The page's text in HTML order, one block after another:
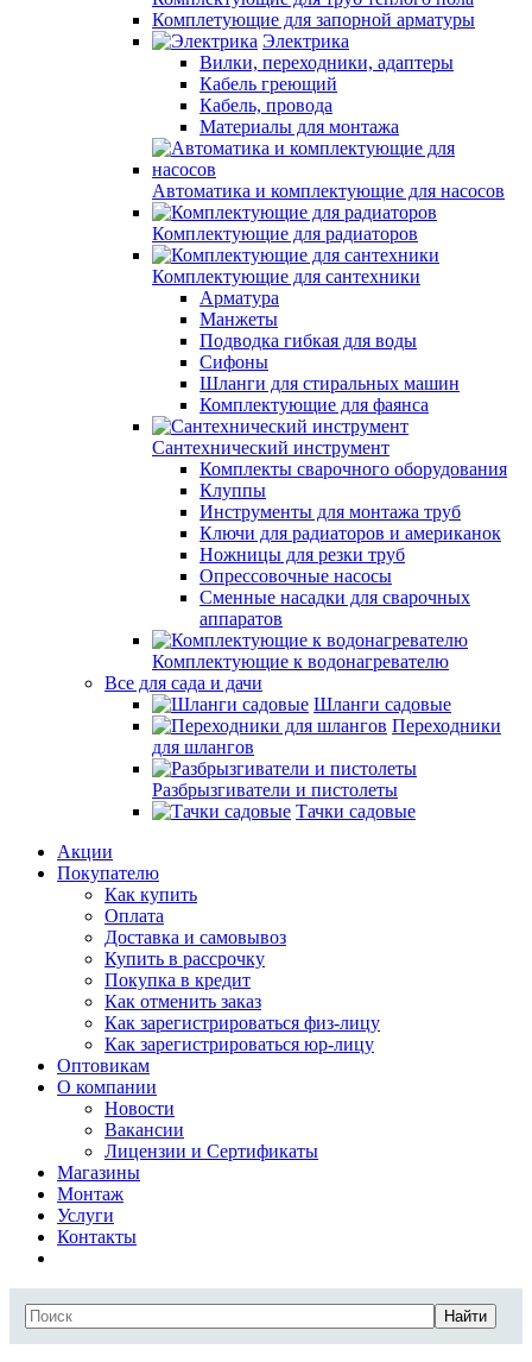
Комплетующие для запорной арматуры
Электрика
Вилки, переходники, адаптеры
Кабель греющий
Кабель, провода
Материалы для монтажа
Автоматика и комплектующие для насосов
Комплектующие для радиаторов
Комплектующие для сантехники
Арматура
Манжеты
Подводка гибкая для воды
Сифоны
Шланги для стиральных машин
Комплектующие для фаянса
Сантехнический инструмент
Комплекты сварочного оборудования
Клуппы
Инструменты для монтажа труб
Ключи для радиаторов и американок
Ножницы для резки труб
Опрессовочные насосы
Сменные насадки для сварочных
аппаратов
Комплектующие к водонагревателю
Все для сада и дачи
Шланги садовые
Переходники
для шлангов
Разбрызгиватели и пистолеты
Тачки садовые
Акции
Покупателю
Как купить
Оплата
Доставка и самовывоз
Купить в рассрочку
Покупка в кредит
Как отменить заказ
Как зарегистрироваться физ-лицу
Как зарегистрироваться юр-лицу
Оптовикам
О компании
Новости
Вакансии
Лицензии и Сертификаты
Магазины
Монтаж
Услуги
Контакты
Найти